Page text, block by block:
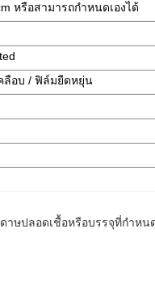
หรือสามารถกำหนดเองได้
ลือบ / ฟิล์มยืดหยุ่น
ษปลอดเชื้อหรือบรรจุที่กำหนด